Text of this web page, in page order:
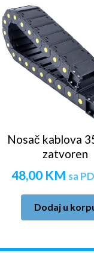
Nosač kablova
zatvoren
48,00 KM sa
Dodaj u